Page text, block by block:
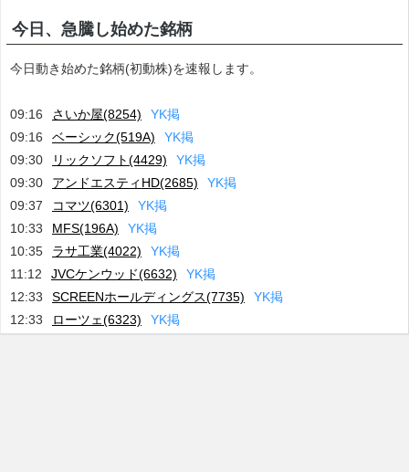
今日、急騰し始めた銘柄
今日動き始めた銘柄(初動株)を速報します。
09:16 さいか屋(8254) YK掲
09:16
ベーシック(519A) YK掲
09:30
リックソフト(4429) YK掲
09:30
アンドエスティHD(2685) YK掲
09:37
コマツ(6301) YK掲
10:33
MFS(196A) YK掲
10:35
ラサ工業(4022) YK掲
11:12
JVCケンウッド(6632) YK掲
12:33
SCREENホールディングス(7735) YK掲
12:33
ローツェ(6323) YK掲